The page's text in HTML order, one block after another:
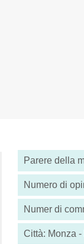
Parere della
Numero di
Numer di
Città: Monza -